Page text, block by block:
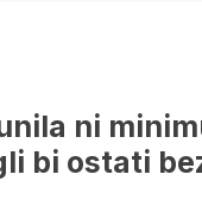
ni
bi ostati